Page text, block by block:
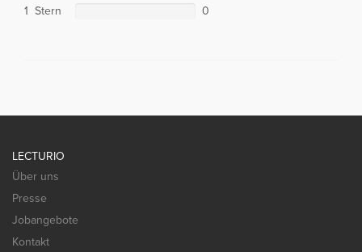
1 Stern
0
LECTURIO
Über uns
Presse
Jobangebote
Kontakt